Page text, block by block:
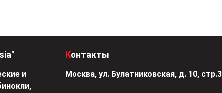
и
Контакты
Москва, ул. Булатниковская, д. 10, стр.3